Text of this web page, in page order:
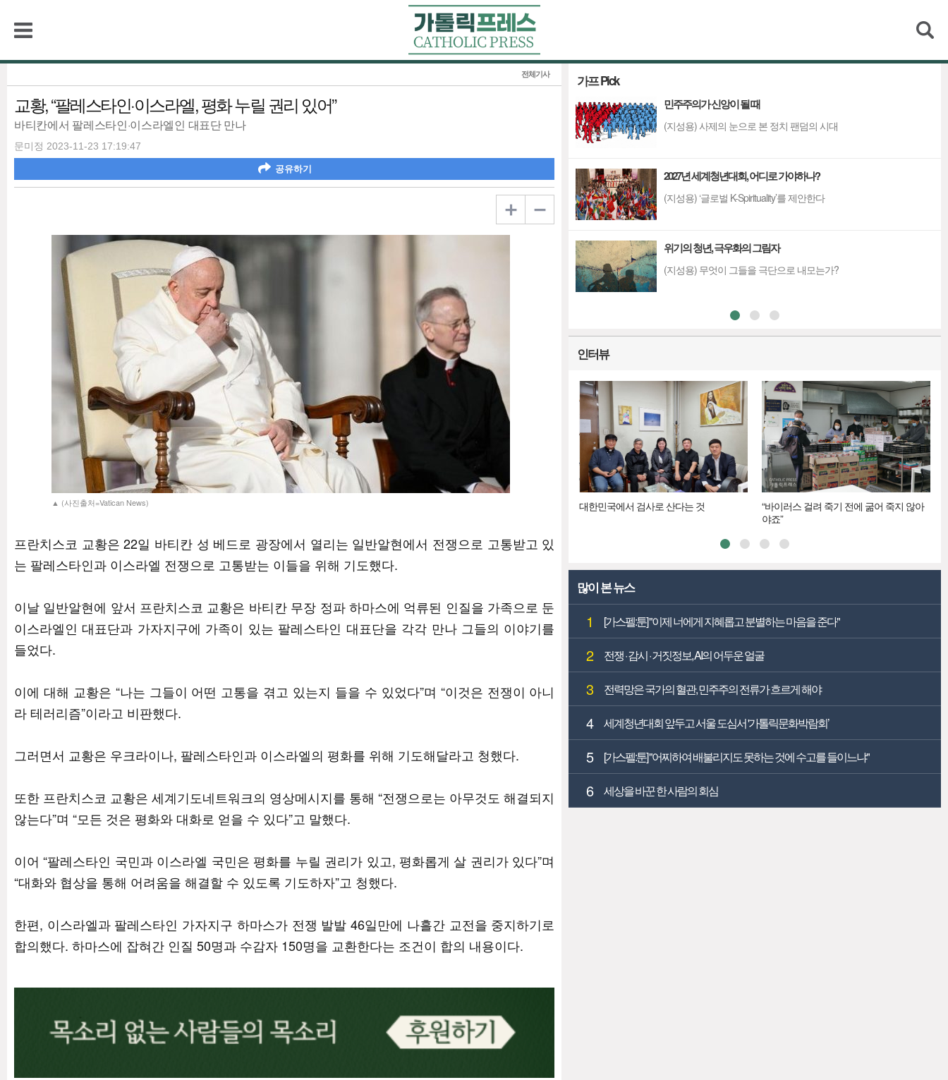
전체기사
교황, “팔레스타인·이스라엘, 평화 누릴 권리 있어”
바티칸에서 팔레스타인·이스라엘인 대표단 만나
문미정 2023-11-23 17:19:47
공유하기
▲ (사진출처=Vatican News)
프란치스코 교황은 22일 바티칸 성 베드로 광장에서 열리는 일반알현에서 전쟁으로 고통받고 있
는 팔레스타인과 이스라엘 전쟁으로 고통받는 이들을 위해 기도했다.
이날 일반알현에 앞서 프란치스코 교황은 바티칸 무장 정파 하마스에 억류된 인질을 가족으로 둔
이스라엘인 대표단과 가자지구에 가족이 있는 팔레스타인 대표단을 각각 만나 그들의 이야기를
들었다.
이에 대해 교황은 “나는 그들이 어떤 고통을 겪고 있는지 들을 수 있었다”며 “이것은 전쟁이 아니
라 테러리즘”이라고 비판했다.
그러면서 교황은 우크라이나, 팔레스타인과 이스라엘의 평화를 위해 기도해달라고 청했다.
또한 프란치스코 교황은 세계기도네트워크의 영상메시지를 통해 “전쟁으로는 아무것도 해결되지
않는다”며 “모든 것은 평화와 대화로 얻을 수 있다”고 말했다.
이어 “팔레스타인 국민과 이스라엘 국민은 평화를 누릴 권리가 있고, 평화롭게 살 권리가 있다”며
“대화와 협상을 통해 어려움을 해결할 수 있도록 기도하자”고 청했다.
한편, 이스라엘과 팔레스타인 가자지구 하마스가 전쟁 발발 46일만에 나흘간 교전을 중지하기로
합의했다. 하마스에 잡혀간 인질 50명과 수감자 150명을 교환한다는 조건이 합의 내용이다.
가프 Pick
민주주의가 신앙이 될 때
(지성용) 사제의 눈으로 본 정치 팬덤의 시대
2027년 세계청년대회, 어디로 가야하나?
(지성용) ‘글로벌 K-Spirituality’를 제안한다
위기의 청년, 극우화의 그림자
(지성용) 무엇이 그들을 극단으로 내모는가?
인터뷰
대한민국에서 검사로 산다는 것
“바이러스 걸려 죽기 전에 굶어 죽지 않아
야죠”
많이 본 뉴스
1 [가스펠:툰] "이제 너에게 지혜롭고 분별하는 마음을 준다"
2 전쟁 · 감시 · 거짓정보, AI의 어두운 얼굴
3 전력망은 국가의 혈관, 민주주의 전류가 흐르게 해야
4 세계청년대회 앞두고 서울 도심서 '가톨릭문화박람회’
5 [가스펠:툰] "어찌하여 배불리지도 못하는 것에 수고를 들이느냐"
6 세상을 바꾼 한 사람의 회심
검색